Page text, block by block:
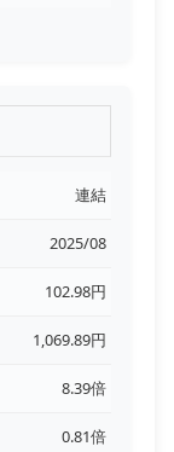
連結
2025/08
102.98円
1,069.89円
8.39倍
0.81倍